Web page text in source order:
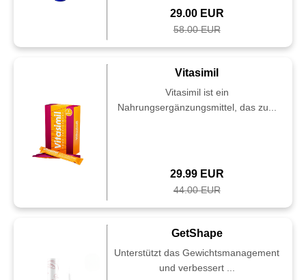
29.00 EUR
58.00 EUR
Vitasimil
Vitasimil ist ein
Nahrungsergänzungsmittel, das zu...
29.99 EUR
44.00 EUR
GetShape
Unterstützt das Gewichtsmanagement
und verbessert ...